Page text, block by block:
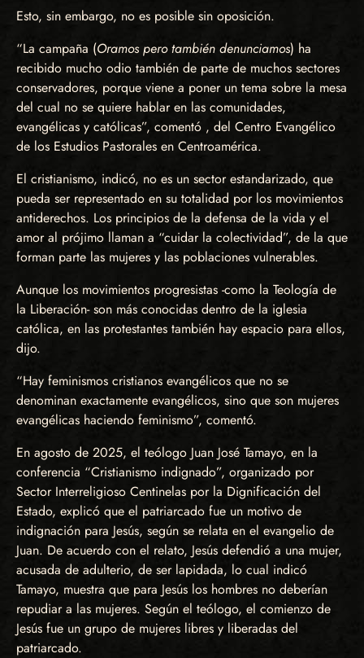
Esto, sin embargo, no es posible sin oposición.
“La campaña (Oramos pero también denunciamos) ha
recibido mucho odio también de parte de muchos sectores
conservadores, porque viene a poner un tema sobre la mesa
del cual no se quiere hablar en las comunidades,
evangélicas y católicas”, comentó , del Centro Evangélico
de los Estudios Pastorales en Centroamérica.
El cristianismo, indicó, no es un sector estandarizado, que
pueda ser representado en su totalidad por los movimientos
antiderechos. Los principios de la defensa de la vida y el
amor al prójimo llaman a “cuidar la colectividad”, de la que
forman parte las mujeres y las poblaciones vulnerables.
Aunque los movimientos progresistas -como la Teología de
la Liberación- son más conocidas dentro de la iglesia
católica, en las protestantes también hay espacio para ellos,
dijo.
“Hay feminismos cristianos evangélicos que no se
denominan exactamente evangélicos, sino que son mujeres
evangélicas haciendo feminismo”, comentó.
En agosto de 2025, el teólogo Juan José Tamayo, en la
conferencia “Cristianismo indignado”, organizado por
Sector Interreligioso Centinelas por la Dignificación del
Estado, explicó que el patriarcado fue un motivo de
indignación para Jesús, según se relata en el evangelio de
Juan. De acuerdo con el relato, Jesús defendió a una mujer,
acusada de adulterio, de ser lapidada, lo cual indicó
Tamayo, muestra que para Jesús los hombres no deberían
repudiar a las mujeres. Según el teólogo, el comienzo de
Jesús fue un grupo de mujeres libres y liberadas del
patriarcado.